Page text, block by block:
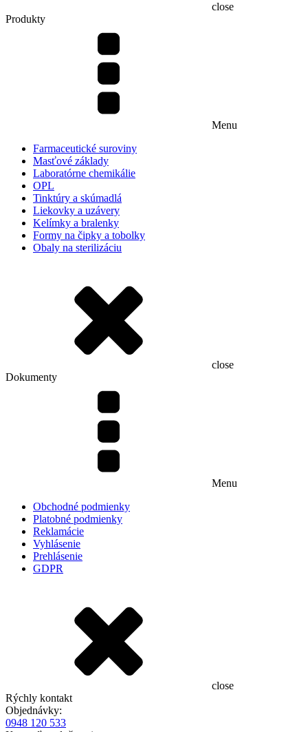
close
Produkty
Menu
Farmaceutické suroviny
Masťové základy
Laboratórne chemikálie
OPL
Tinktúry a skúmadlá
Liekovky a uzávery
Kelímky a bralenky
Formy na čipky a tobolky
Obaly na sterilizáciu
close
Dokumenty
Menu
Obchodné podmienky
Platobné podmienky
Reklamácie
Vyhlásenie
Prehlásenie
GDPR
close
Rýchly kontakt
Objednávky:
0948 120 533